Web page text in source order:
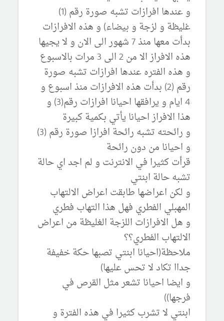
و عندها افرازات تشبه صورة رقم (1)
غليظة و لزجة و بيضاء) و هذه الافرازات
بدأت معها منذ 7 شهور الى الان و لا يجيها
هذه الافراز الا من 2 الى 3 مرات بالاسبوع
و هذه الفتره عندها افرازات تشبه صورة
رقم (2) بدأت هذه الافرازات منذ اسبوع و
4 ايام و يرافقها احيانا افرازات رقم(3) و
هذا الافراز احيانا يأتي بكمية كبيرة
و رائحته تشبه رائحة افرازا صورة رقم (3)
و احيانا من دون رائحة
قرأت كثيرا في الانترنت و لم اجد اي حالة
تشبه حالة ابنتي
و لكن اعراضها طابقت اعراض الالتهاب
المهبلي الفطري فهل هذا التهاب فطري
و هل الافرازات اللزجة الغليظة من اعراض
الالتهاب الفطري؟؟
ملاحظة(احيانا ابنتي تصبها حكة خفيفة
جداا تكاد لا تحس عليها)
و ايضا احيانا تشعر مثل القرص في
فرجها))
ابنتي لا تشرب كثيرا في هذه الفترة و